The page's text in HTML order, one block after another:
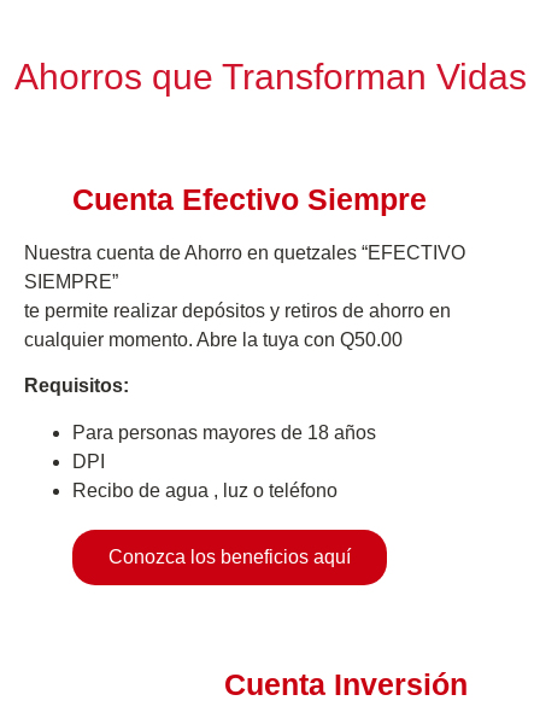
Ahorros que Transforman Vidas
Cuenta Efectivo Siempre
Nuestra cuenta de Ahorro en quetzales “EFECTIVO
SIEMPRE” ​
te permite realizar depósitos y retiros de ahorro en
cualquier momento. Abre la tuya con Q50.00
Requisitos:
Para personas mayores de 18 años
DPI
Recibo de agua , luz o teléfono
Conozca los beneficios aquí
Cuenta Inversión